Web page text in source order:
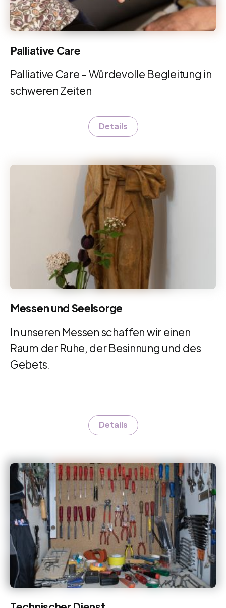
Palliative Care
Palliative Care - Würdevolle Begleitung in
schweren Zeiten
Details
Messen und Seelsorge
In unseren Messen schaffen wir einen
Raum der Ruhe, der Besinnung und des
Gebets.
Details